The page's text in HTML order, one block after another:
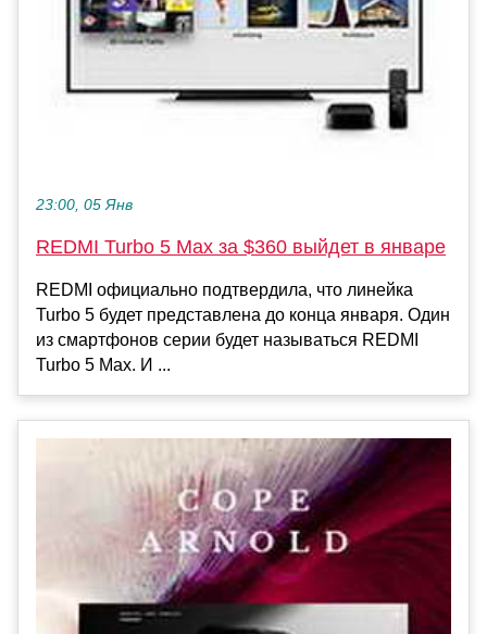
23:00, 05 Янв
REDMI Turbo 5 Max за $360 выйдет в январе
REDMI официально подтвердила, что линейка
Turbo 5 будет представлена до конца января. Один
из смартфонов серии будет называться REDMI
Turbo 5 Max. И ...